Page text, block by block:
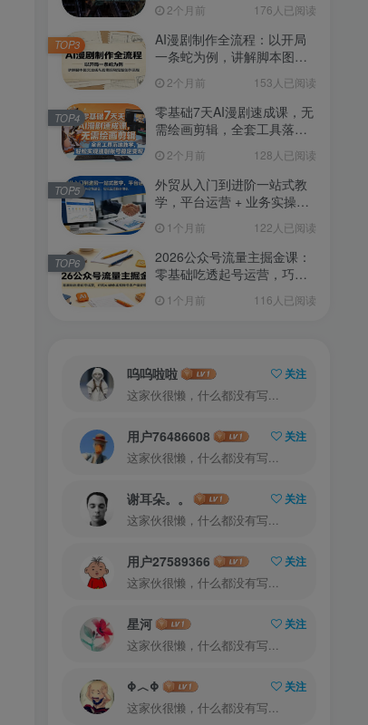
2个月前 176人已阅读
AI漫剧制作全流程：以开局
一条蛇为例，讲解脚本图文
程 2个月前 153人已阅读
TOP3
零基础7天AI漫剧速成课，无
需绘画剪辑，全套工具落地
定变现
2个月前 128人已阅读
TOP4
外贸从入门到进阶一站式教
学，平台运营 + 业务实操结
1个月前 122人已阅读
TOP5
2026公众号流量主掘金课：
零基础吃透起号运营，巧用
1个月前 116人已阅读
TOP6
呜呜啦啦
关注
这家伙很懒，什么都没有写...
用户76486608
关注
这家伙很懒，什么都没有写...
谢耳朵。。
关注
这家伙很懒，什么都没有写...
用户27589366
关注
这家伙很懒，什么都没有写...
星河
关注
这家伙很懒，什么都没有写...
Φ︿Φ
关注
这家伙很懒，什么都没有写...